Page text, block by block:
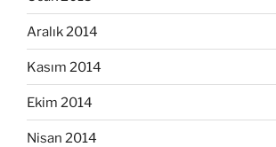
Aralık 2014
Kasım 2014
Ekim 2014
Nisan 2014